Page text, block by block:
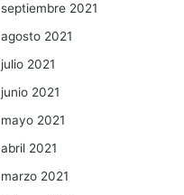
septiembre 2021
agosto 2021
julio 2021
junio 2021
mayo 2021
abril 2021
marzo 2021